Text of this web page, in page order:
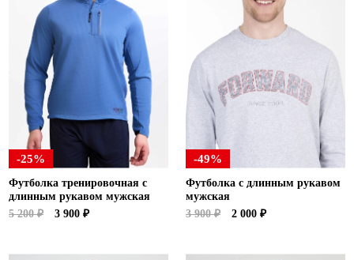
-25%
Футболка тренировочная с
длинным рукавом мужская
5 200 ₽
3 900 ₽
-49%
Футболка с длинным рукавом
мужская
3 900 ₽
2 000 ₽